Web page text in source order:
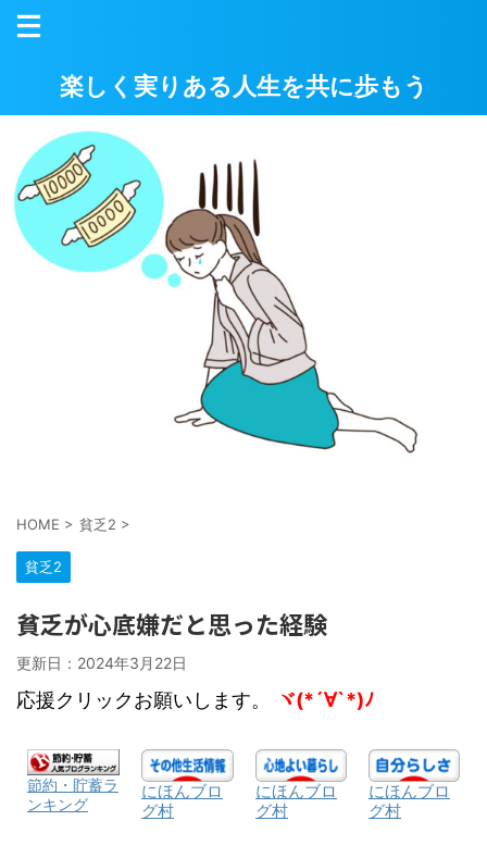
楽しく実りある人生を共に歩もう
HOME > 貧乏2 >
貧乏2
貧乏が心底嫌だと思った経験
更新日： 2024年3月22日
応援クリックお願いします。 ヾ(*´∀`*)ﾉ
節約・貯蓄ラ
ンキング
にほんブロ
グ村
にほんブロ
グ村
にほんブロ
グ村